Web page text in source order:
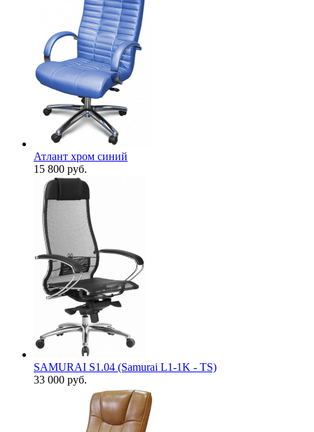
Атлант хром синий
15 800 руб.
SAMURAI S1.04 (Samurai L1-1K - TS)
33 000 руб.